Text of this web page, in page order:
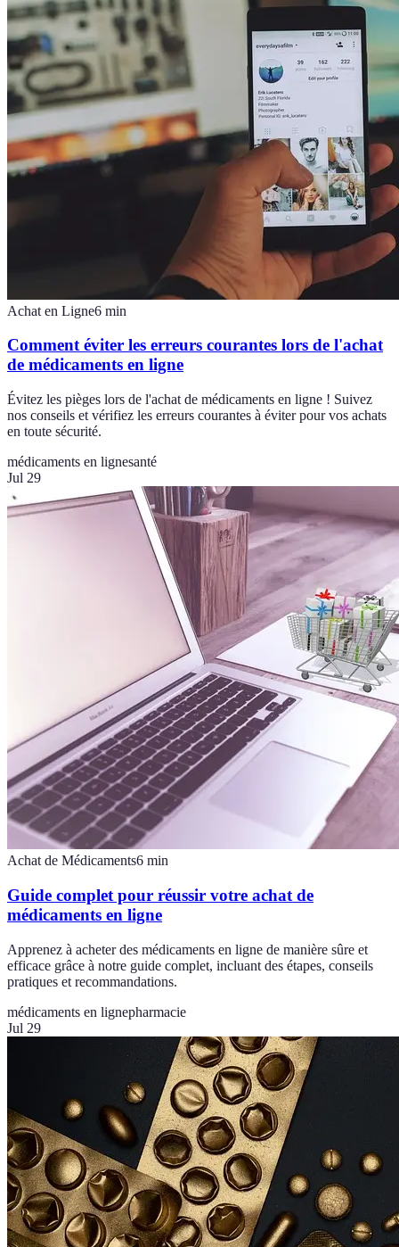
Achat en Ligne6 min
Comment éviter les erreurs courantes lors de l'achat
de médicaments en ligne
Évitez les pièges lors de l'achat de médicaments en ligne ! Suivez
nos conseils et vérifiez les erreurs courantes à éviter pour vos achats
en toute sécurité.
médicaments en lignesanté
Jul 29
Achat de Médicaments6 min
Guide complet pour réussir votre achat de
médicaments en ligne
Apprenez à acheter des médicaments en ligne de manière sûre et
efficace grâce à notre guide complet, incluant des étapes, conseils
pratiques et recommandations.
médicaments en lignepharmacie
Jul 29